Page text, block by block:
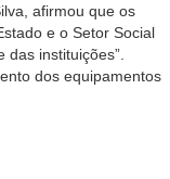
afirmou que os
e o Setor Social
instituições”.
dos equipamentos